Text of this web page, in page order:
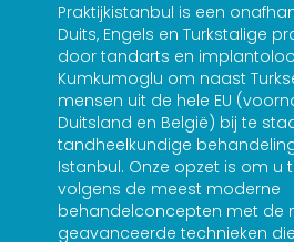
Praktijkistanbul is een
Duits, Engels en Turkstalige
door tandarts en
Kumkumoglu om naast
mensen uit de hele EU
Duitsland en België) bij te
tandheelkundige
Istanbul. Onze opzet is om u
volgens de meest moderne
behandelconcepten met de
geavanceerde technieken